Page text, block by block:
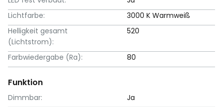
Lichtfarbe:
3000 K Warmweiß
Helligkeit gesamt
(Lichtstrom):
520
Farbwiedergabe (Ra): 80
Funktion
Dimmbar:
Ja